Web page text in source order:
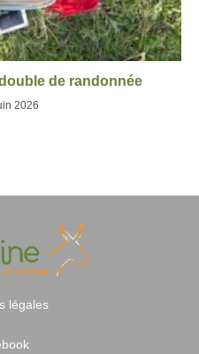
de randonnée
2026
légales